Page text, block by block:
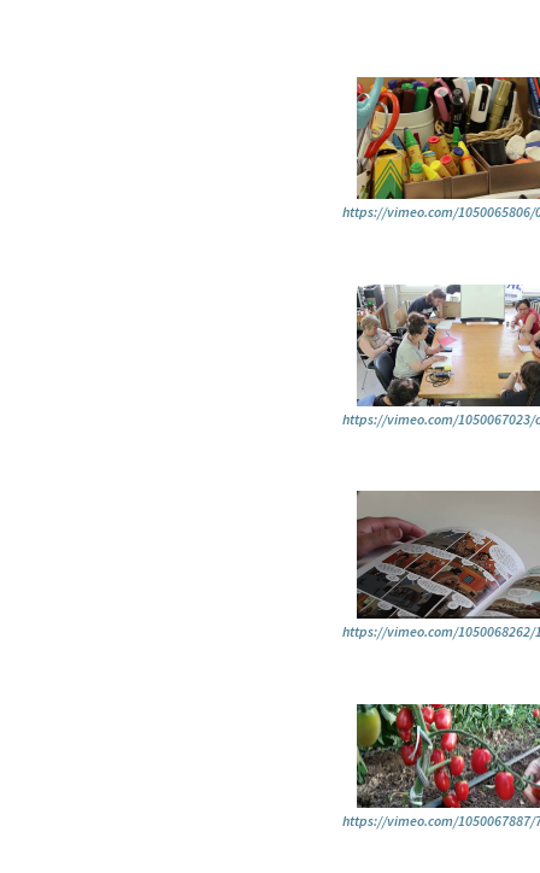
https://vimeo.com/1050065806/
https://vimeo.com/1050067023/
https://vimeo.com/1050068262/
https://vimeo.com/1050067887/